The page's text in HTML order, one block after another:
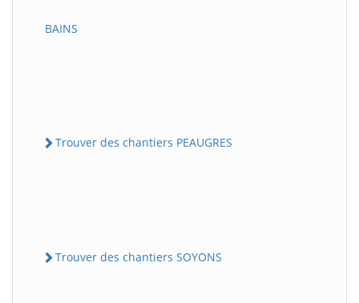
BAINS
Trouver des chantiers PEAUGRES
Trouver des chantiers SOYONS